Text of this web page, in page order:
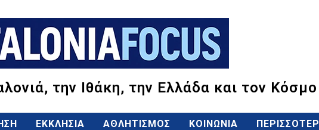
την Ιθάκη, την Ελλάδα και τον Κόσμο
ΕΚΚΛΗΣΙΑ ΑΘΛΗΤΙΣΜΟΣ ΚΟΙΝΩΝΙΑ